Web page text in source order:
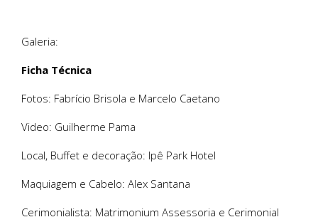
Galeria:
Ficha Técnica
Fotos: Fabrício Brisola e Marcelo Caetano
Video: Guilherme Pama
Local, Buffet e decoração: Ipê Park Hotel
Maquiagem e Cabelo: Alex Santana
Cerimonialista: Matrimonium Assessoria e Cerimonial